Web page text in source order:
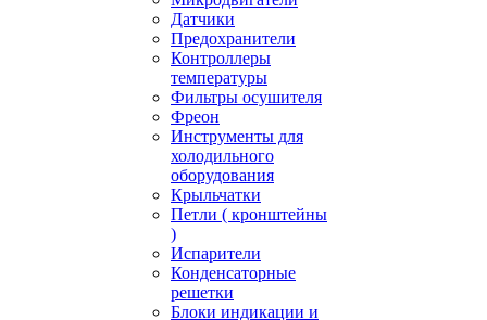
Датчики
Предохранители
Контроллеры
температуры
Фильтры осушителя
Фреон
Инструменты для
холодильного
оборудования
Крыльчатки
Петли ( кронштейны
)
Испарители
Конденсаторные
решетки
Блоки индикации и